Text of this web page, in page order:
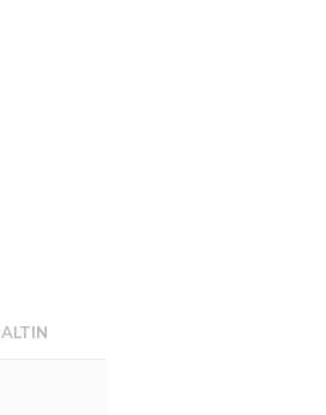
ALTIN